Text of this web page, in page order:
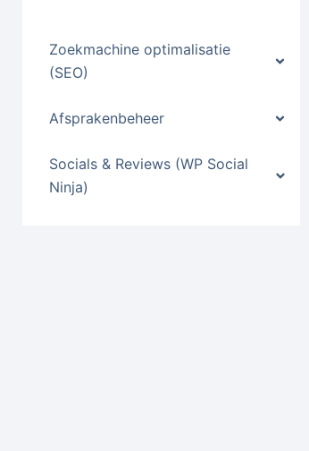
Zoekmachine optimalisatie
(SEO)
Afsprakenbeheer
Socials & Reviews (WP Social
Ninja)